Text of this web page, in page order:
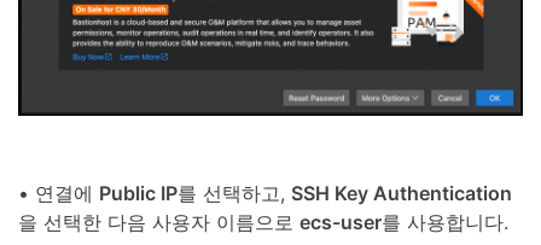
• 연결에 Public IP를 선택하고, SSH Key Authentication
을 선택한 다음 사용자 이름으로 ecs-user를 사용합니다.